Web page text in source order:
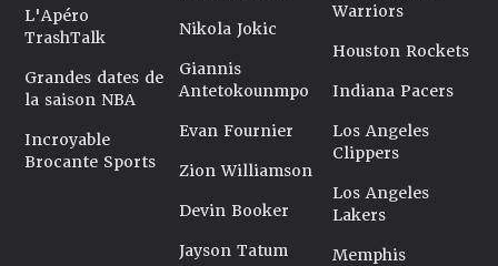
L'Apéro
TrashTalk
Grandes dates de
la saison NBA
Incroyable
Brocante Sports
Nikola Jokic
Giannis
Antetokounmpo
Evan Fournier
Zion Williamson
Devin Booker
Jayson Tatum
Warriors
Houston Rockets
Indiana Pacers
Los Angeles
Clippers
Los Angeles
Lakers
Memphis